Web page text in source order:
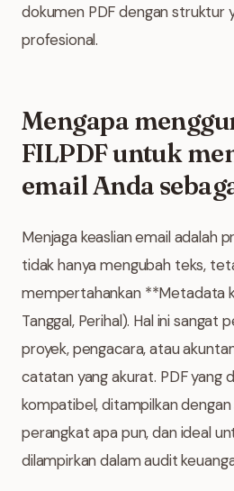
dokumen PDF dengan struktur
profesional.
Mengapa
FILPDF untuk
email Anda
Menjaga keaslian email adalah
tidak hanya mengubah teks,
mempertahankan **Metadata
Tanggal, Perihal). Hal ini sangat
proyek, pengacara, atau
catatan yang akurat. PDF yang
kompatibel, ditampilkan
perangkat apa pun, dan ideal
dilampirkan dalam audit